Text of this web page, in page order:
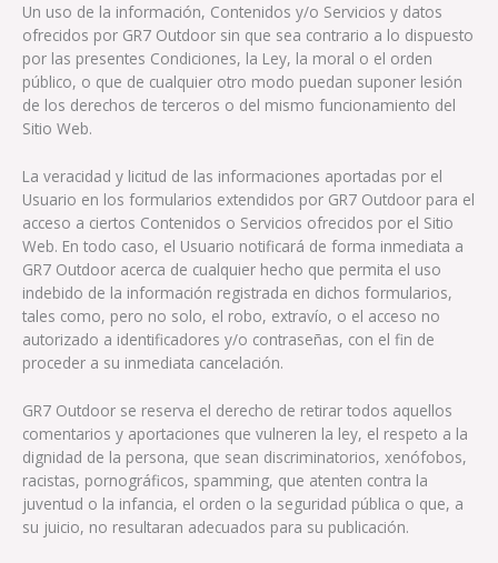
Un uso de la información, Contenidos y/o Servicios y datos
ofrecidos por GR7 Outdoor sin que sea contrario a lo dispuesto
por las presentes Condiciones, la Ley, la moral o el orden
público, o que de cualquier otro modo puedan suponer lesión
de los derechos de terceros o del mismo funcionamiento del
Sitio Web.
La veracidad y licitud de las informaciones aportadas por el
Usuario en los formularios extendidos por GR7 Outdoor para el
acceso a ciertos Contenidos o Servicios ofrecidos por el Sitio
Web. En todo caso, el Usuario notificará de forma inmediata a
GR7 Outdoor acerca de cualquier hecho que permita el uso
indebido de la información registrada en dichos formularios,
tales como, pero no solo, el robo, extravío, o el acceso no
autorizado a identificadores y/o contraseñas, con el fin de
proceder a su inmediata cancelación.
GR7 Outdoor se reserva el derecho de retirar todos aquellos
comentarios y aportaciones que vulneren la ley, el respeto a la
dignidad de la persona, que sean discriminatorios, xenófobos,
racistas, pornográficos, spamming, que atenten contra la
juventud o la infancia, el orden o la seguridad pública o que, a
su juicio, no resultaran adecuados para su publicación.